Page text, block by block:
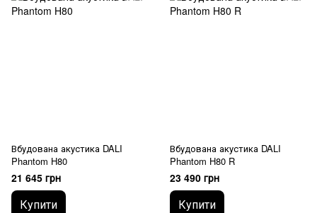
Вбудована акустика DALI
Phantom H80
21 645 грн
Купити
Вбудована акустика DALI
Phantom H80 R
23 490 грн
Купити